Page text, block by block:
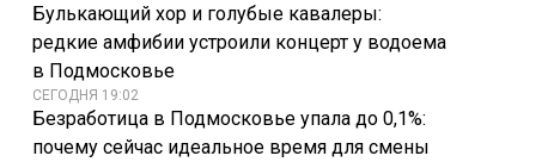
Булькающий хор и голубые кавалеры:
редкие амфибии устроили концерт у водоема
в Подмосковье
СЕГОДНЯ 19:02
Безработица в Подмосковье упала до 0,1%:
почему сейчас идеальное время для смены